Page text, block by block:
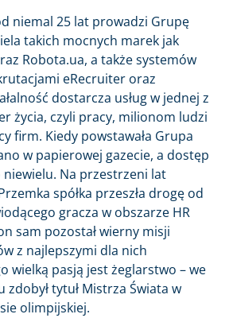
niemal 25 lat prowadzi Grupę
takich mocnych marek jak
Robota.ua, a także systemów
eRecruiter oraz
dostarcza usług w jednej z
życia, czyli pracy, milionom ludzi
firm. Kiedy powstawała Grupa
w papierowej gazecie, a dostęp
Na przestrzeni lat
spółka przeszła drogę od
gracza w obszarze HR
sam pozostał wierny misji
z najlepszymi dla nich
wielką pasją jest żeglarstwo – we
tytuł Mistrza Świata w
olimpijskiej.